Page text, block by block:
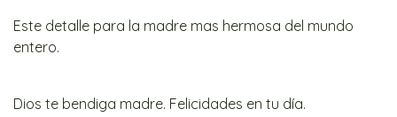
Este detalle para la madre mas hermosa del mundo
entero.
Dios te bendiga madre. Felicidades en tu día.